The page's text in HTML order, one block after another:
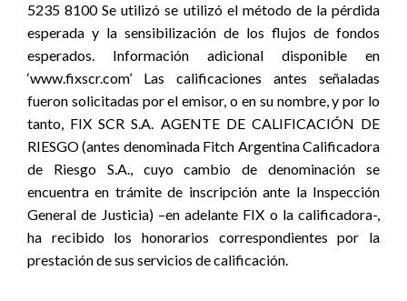
5235 8100 Se utilizó se utilizó el método de la pérdida
esperada y la sensibilización de los flujos de fondos
esperados. Información adicional disponible en
‘www.fixscr.com’ Las calificaciones antes señaladas
fueron solicitadas por el emisor, o en su nombre, y por lo
tanto, FIX SCR S.A. AGENTE DE CALIFICACIÓN DE
RIESGO (antes denominada Fitch Argentina Calificadora
de Riesgo S.A., cuyo cambio de denominación se
encuentra en trámite de inscripción ante la Inspección
General de Justicia) –en adelante FIX o la calificadora-,
ha recibido los honorarios correspondientes por la
prestación de sus servicios de calificación.